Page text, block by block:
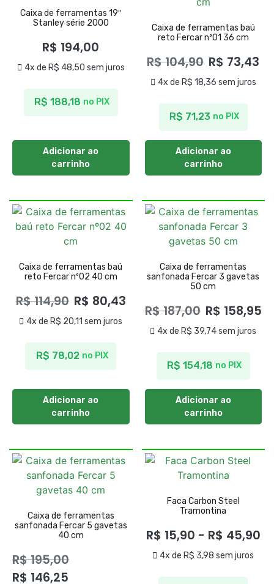
Caixa de ferramentas 19″
Stanley série 2000
R$ 194,00
4x de R$ 48,50 sem juros
R$ 188,18 no PIX
Adicionar ao
carrinho
Caixa de ferramentas baú
reto Fercar nº01 36 cm
R$104,90 R$ 73,43
4x de R$ 18,36 sem juros
R$ 71,23 no PIX
Adicionar ao
carrinho
Caixa de ferramentas baú
reto Fercar nº02 40 cm
R$114,90 R$ 80,43
4x de R$ 20,11 sem juros
R$ 78,02 no PIX
Adicionar ao
carrinho
Caixa de ferramentas
sanfonada Fercar 3 gavetas
50 cm
R$187,00 R$ 158,95
4x de R$ 39,74sem juros
R$ 154,18 no PIX
Adicionar ao
carrinho
Caixa de ferramentas
sanfonada Fercar 5 gavetas
40 cm
R$195,00
R$ 146,25
Faca Carbon Steel
Tramontina
R$ 15,90 - R$ 45,90
4x de R$ 3,98 sem juros